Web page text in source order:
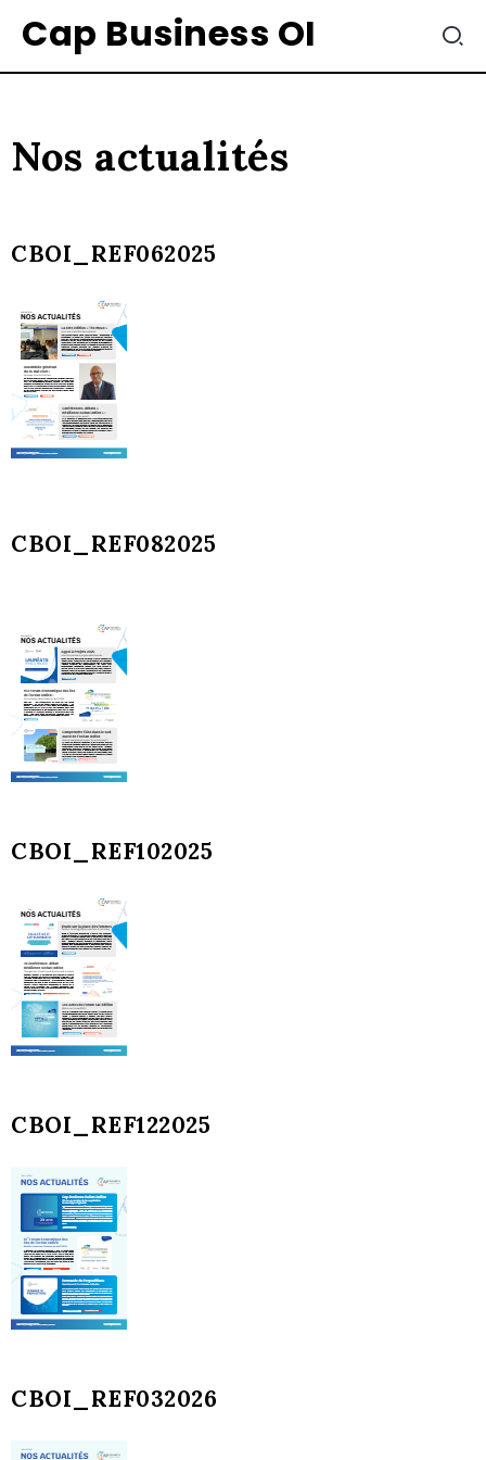
Cap Business OI
Nos actualités
CBOI_REF062025
CBOI_REF082025
CBOI_REF102025
CBOI_REF122025
CBOI_REF032026